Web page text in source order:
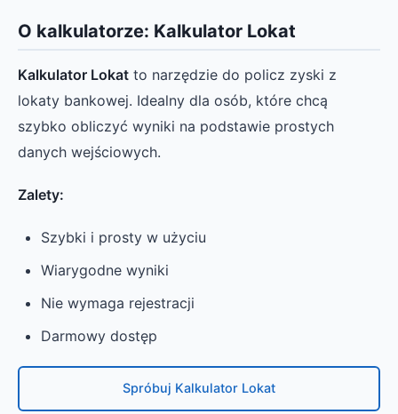
O kalkulatorze: Kalkulator Lokat
Kalkulator Lokat to narzędzie do policz zyski z
lokaty bankowej. Idealny dla osób, które chcą
szybko obliczyć wyniki na podstawie prostych
danych wejściowych.
Zalety:
Szybki i prosty w użyciu
Wiarygodne wyniki
Nie wymaga rejestracji
Darmowy dostęp
Spróbuj Kalkulator Lokat